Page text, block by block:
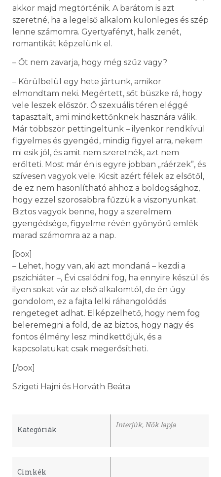
akkor majd megtörténik. A barátom is azt
szeretné, ha a legelső alkalom különleges és szép
lenne számomra. Gyertyafényt, halk zenét,
romantikát képzelünk el.
– Őt nem zavarja, hogy még szűz vagy?
– Körülbelül egy hete jártunk, amikor
elmondtam neki. Megértett, sőt büszke rá, hogy
vele leszek először. Ő szexuális téren eléggé
tapasztalt, ami mindkettőnknek hasznára válik.
Már többször pettingeltünk – ilyenkor rendkívül
figyelmes és gyengéd, mindig figyel arra, nekem
mi esik jól, és amit nem szeretnék, azt nem
erőlteti. Most már én is egyre jobban „ráérzek”, és
szívesen vagyok vele. Kicsit azért félek az elsőtől,
de ez nem hasonlítható ahhoz a boldogsághoz,
hogy ezzel szorosabbra fűzzük a viszonyunkat.
Biztos vagyok benne, hogy a szerelmem
gyengédsége, figyelme révén gyönyörű emlék
marad számomra az a nap.
[box]
– Lehet, hogy van, aki azt mondaná – kezdi a
pszichiáter –, Évi csalódni fog, ha ennyire készül és
ilyen sokat vár az első alkalomtól, de én úgy
gondolom, ez a fajta lelki ráhangolódás
rengeteget adhat. Elképzelhető, hogy nem fog
beleremegni a föld, de az biztos, hogy nagy és
fontos élmény lesz mindkettőjük, és a
kapcsolatukat csak megerősítheti.
[/box]
Szigeti Hajni és Horváth Beáta
Kategóriák
Interjúk,Nők lapja
Cimkék